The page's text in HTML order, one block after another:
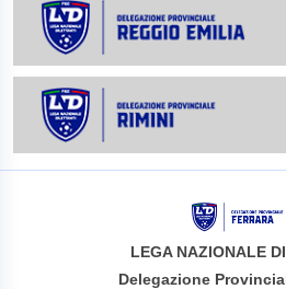
LEGA NAZIONALE
Delegazione